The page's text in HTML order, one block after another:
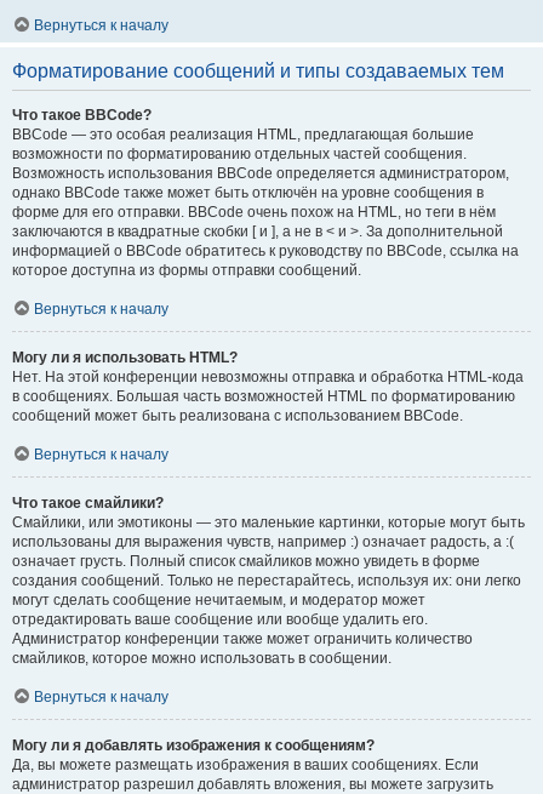
Вернуться к началу
Форматирование сообщений и типы создаваемых тем
Что такое BBCode?
BBCode — это особая реализация HTML, предлагающая большие
возможности по форматированию отдельных частей сообщения.
Возможность использования BBCode определяется администратором,
однако BBCode также может быть отключён на уровне сообщения в
форме для его отправки. BBCode очень похож на HTML, но теги в нём
заключаются в квадратные скобки [ и ], а не в < и >. За дополнительной
информацией о BBCode обратитесь к руководству по BBCode, ссылка на
которое доступна из формы отправки сообщений.
Вернуться к началу
Могу ли я использовать HTML?
Нет. На этой конференции невозможны отправка и обработка HTML-кода
в сообщениях. Большая часть возможностей HTML по форматированию
сообщений может быть реализована с использованием BBCode.
Вернуться к началу
Что такое смайлики?
Смайлики, или эмотиконы — это маленькие картинки, которые могут быть
использованы для выражения чувств, например :) означает радость, а :(
означает грусть. Полный список смайликов можно увидеть в форме
создания сообщений. Только не перестарайтесь, используя их: они легко
могут сделать сообщение нечитаемым, и модератор может
отредактировать ваше сообщение или вообще удалить его.
Администратор конференции также может ограничить количество
смайликов, которое можно использовать в сообщении.
Вернуться к началу
Могу ли я добавлять изображения к сообщениям?
Да, вы можете размещать изображения в ваших сообщениях. Если
администратор разрешил добавлять вложения, вы можете загрузить